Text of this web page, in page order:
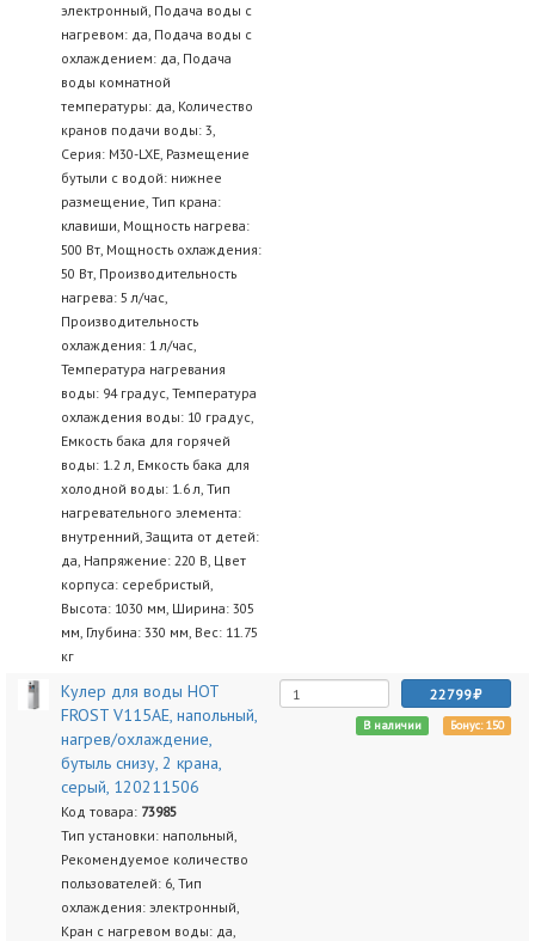
электронный, Подача воды с
нагревом: да, Подача воды с
охлаждением: да, Подача
воды комнатной
температуры: да, Количество
кранов подачи воды: 3,
Серия: M30-LXE, Размещение
бутыли с водой: нижнее
размещение, Тип крана:
клавиши, Мощность нагрева:
500 Вт, Мощность охлаждения:
50 Вт, Производительность
нагрева: 5 л/час,
Производительность
охлаждения: 1 л/час,
Температура нагревания
воды: 94 градус, Температура
охлаждения воды: 10 градус,
Емкость бака для горячей
воды: 1.2 л, Емкость бака для
холодной воды: 1.6 л, Тип
нагревательного элемента:
внутренний, Защита от детей:
да, Напряжение: 220 В, Цвет
корпуса: серебристый,
Высота: 1030 мм, Ширина: 305
мм, Глубина: 330 мм, Вес: 11.75
кг
Кулер для воды HOT
FROST V115АЕ, напольный,
нагрев/охлаждение,
бутыль снизу, 2 крана,
серый, 120211506
Код товара: 73985
Тип установки: напольный,
Рекомендуемое количество
пользователей: 6, Тип
охлаждения: электронный,
Кран с нагревом воды: да,
22799
В наличии Бонус: 150